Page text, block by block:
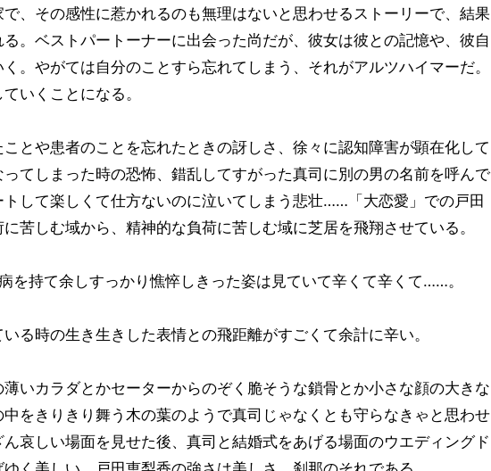
、その感性に惹かれるのも無理はないと思わせるストーリーで、結果
。ベストパートーナーに出会った尚だが、彼女は彼との記憶や、彼自
。やがては自分のことすら忘れてしまう、それがアルツハイマーだ。
いくことになる。
とや患者のことを忘れたときの訝しさ、徐々に認知障害が顕在化して
てしまった時の恐怖、錯乱してすがった真司に別の男の名前を呼んで
トして楽しくて仕方ないのに泣いてしまう悲壮……「大恋愛」での戸田
苦しむ域から、精神的な負荷に苦しむ域に芝居を飛翔させている。
を持て余しすっかり憔悴しきった姿は見ていて辛くて辛くて……。
る時の生き生きした表情との飛距離がすごくて余計に辛い。
いカラダとかセーターからのぞく脆そうな鎖骨とか小さな顔の大きな
をきりきり舞う木の葉のようで真司じゃなくとも守らなきゃと思わせ
哀しい場面を見せた後、真司と結婚式をあげる場面のウエディングド